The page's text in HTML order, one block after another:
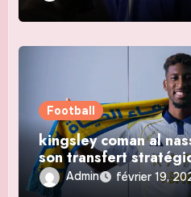
Football
kingsley coman al
son transfert
Admin février 19,